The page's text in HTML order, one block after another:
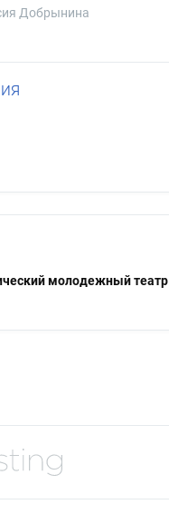
Добрынина
молодежный театр